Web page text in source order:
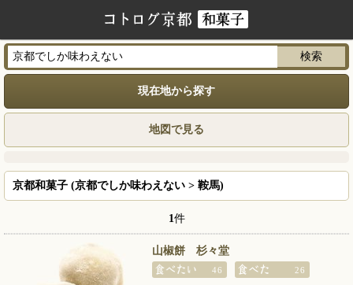
現在地から探す
地図で見る
京都和菓子 (京都でしか味わえない > 鞍馬)
1件
山椒餅 杉々堂
46 26